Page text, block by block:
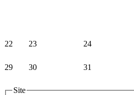
22 23 24
29 30 31
Site